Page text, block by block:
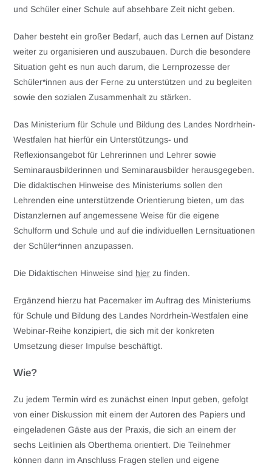
und Schüler einer Schule auf absehbare Zeit nicht geben.
Daher besteht ein großer Bedarf, auch das Lernen auf Distanz
weiter zu organisieren und auszubauen. Durch die besondere
Situation geht es nun auch darum, die Lernprozesse der
Schüler*innen aus der Ferne zu unterstützen und zu begleiten
sowie den sozialen Zusammenhalt zu stärken.
Das Ministerium für Schule und Bildung des Landes Nordrhein-
Westfalen hat hierfür ein Unterstützungs- und
Reflexionsangebot für Lehrerinnen und Lehrer sowie
Seminarausbilderinnen und Seminarausbilder herausgegeben.
Die didaktischen Hinweise des Ministeriums sollen den
Lehrenden eine unterstützende Orientierung bieten, um das
Distanzlernen auf angemessene Weise für die eigene
Schulform und Schule und auf die individuellen Lernsituationen
der Schüler*innen anzupassen.
Die Didaktischen Hinweise sind hier zu finden.
Ergänzend hierzu hat Pacemaker im Auftrag des Ministeriums
für Schule und Bildung des Landes Nordrhein-Westfalen eine
Webinar-Reihe konzipiert, die sich mit der konkreten
Umsetzung dieser Impulse beschäftigt.
Wie?
Zu jedem Termin wird es zunächst einen Input geben, gefolgt
von einer Diskussion mit einem der Autoren des Papiers und
eingeladenen Gäste aus der Praxis, die sich an einem der
sechs Leitlinien als Oberthema orientiert. Die Teilnehmer
können dann im Anschluss Fragen stellen und eigene